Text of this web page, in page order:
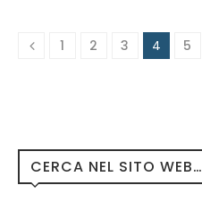
1 2 3 4 5
CERCA NEL SITO WEB…